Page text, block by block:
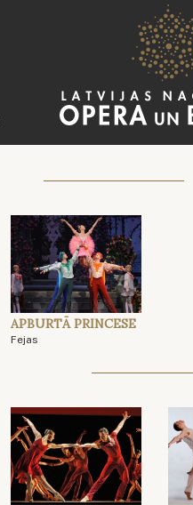
APBURTĀ PRINCESE
Fejas